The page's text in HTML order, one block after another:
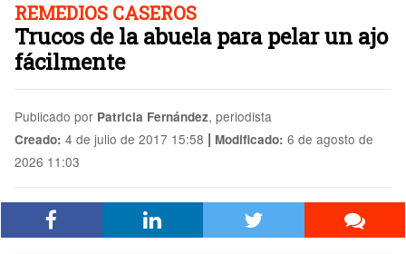
REMEDIOS CASEROS
Trucos de la abuela para pelar un ajo
fácilmente
Publicado por Patricia Fernández, periodista
Creado: 4 de julio de 2017 15:58 | Modificado: 6 de agosto de
2026 11:03